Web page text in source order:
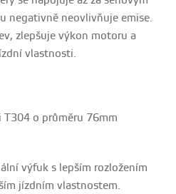
negativně neovlivňuje emise.
zlepšuje výkon motoru a
vlastnosti.
T304 o průměru 76mm
výfuk s lepším rozložením
jízdním vlastnostem.